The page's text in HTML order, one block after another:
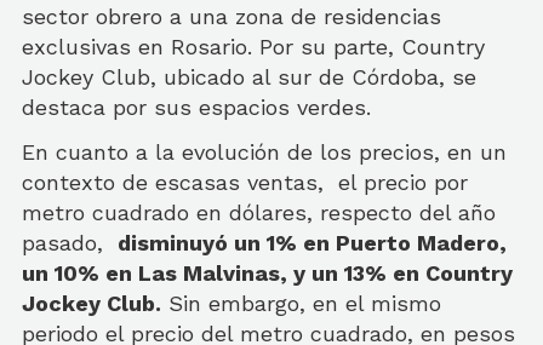
sector obrero a una zona de residencias
exclusivas en Rosario. Por su parte, Country
Jockey Club, ubicado al sur de Córdoba, se
destaca por sus espacios verdes.
En cuanto a la evolución de los precios, en un
contexto de escasas ventas, el precio por
metro cuadrado en dólares, respecto del año
pasado, disminuyó un 1% en Puerto Madero,
un 10% en Las Malvinas, y un 13% en Country
Jockey Club. Sin embargo, en el mismo
periodo el precio del metro cuadrado, en pesos